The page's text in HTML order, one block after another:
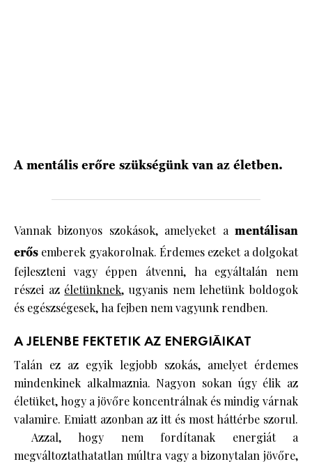
A mentális erőre szükségünk van az életben.
Vannak bizonyos szokások, amelyeket a mentálisan
erős emberek gyakorolnak. Érdemes ezeket a dolgokat
fejleszteni vagy éppen átvenni, ha egyáltalán nem
részei az életünknek, ugyanis nem lehetünk boldogok
és egészségesek, ha fejben nem vagyunk rendben.
A JELENBE FEKTETIK AZ ENERGIÁIKAT
Talán ez az egyik legjobb szokás, amelyet érdemes
mindenkinek alkalmaznia. Nagyon sokan úgy élik az
életüket, hogy a jövőre koncentrálnak és mindig várnak
valamire. Emiatt azonban az itt és most háttérbe szorul.
Azzal, hogy nem fordítanak energiát a
megváltoztathatatlan múltra vagy a bizonytalan jövőre,